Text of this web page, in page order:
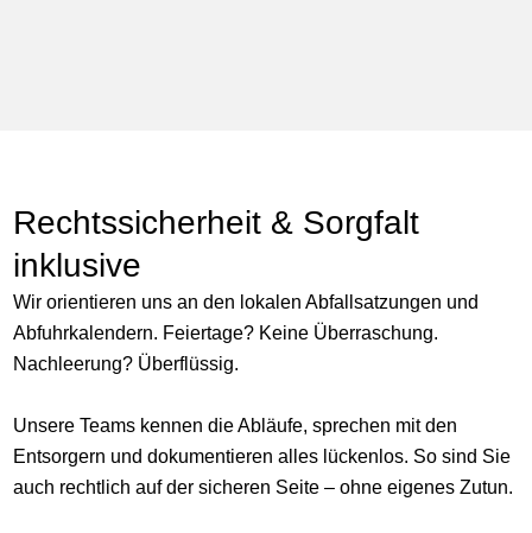
Rechtssicherheit & Sorgfalt
inklusive
Wir orientieren uns an den lokalen Abfallsatzungen und
Abfuhrkalendern. Feiertage? Keine Überraschung.
Nachleerung? Überflüssig.
Unsere Teams kennen die Abläufe, sprechen mit den
Entsorgern und dokumentieren alles lückenlos. So sind Sie
auch rechtlich auf der sicheren Seite – ohne eigenes Zutun.